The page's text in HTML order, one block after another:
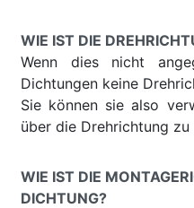
WIE IST DIE
Wenn dies nicht
Dichtungen keine
Sie können sie also
über die Drehrichtung zu
WIE IST DIE
DICHTUNG?